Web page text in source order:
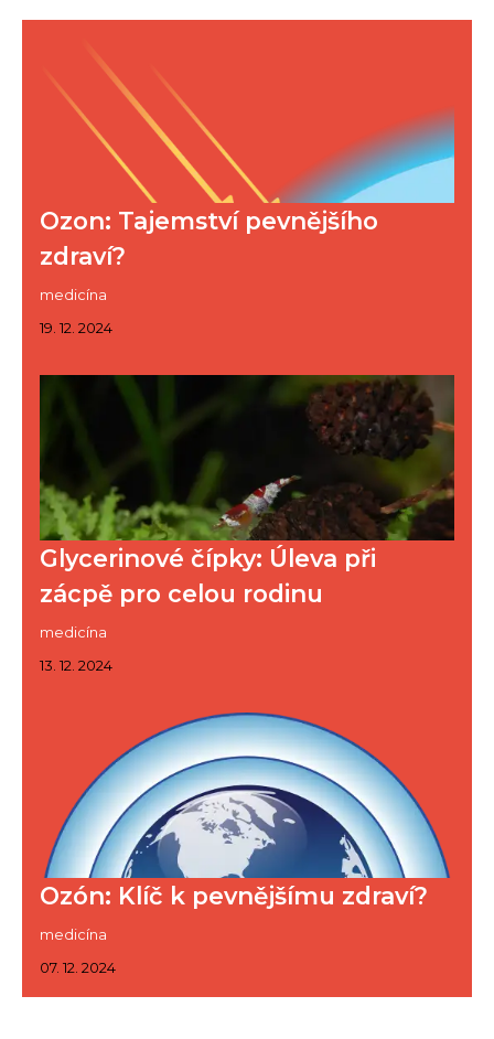
Ozon: Tajemství pevnějšího
zdraví?
medicína
19. 12. 2024
Glycerinové čípky: Úleva při
zácpě pro celou rodinu
medicína
13. 12. 2024
Ozón: Klíč k pevnějšímu zdraví?
medicína
07. 12. 2024